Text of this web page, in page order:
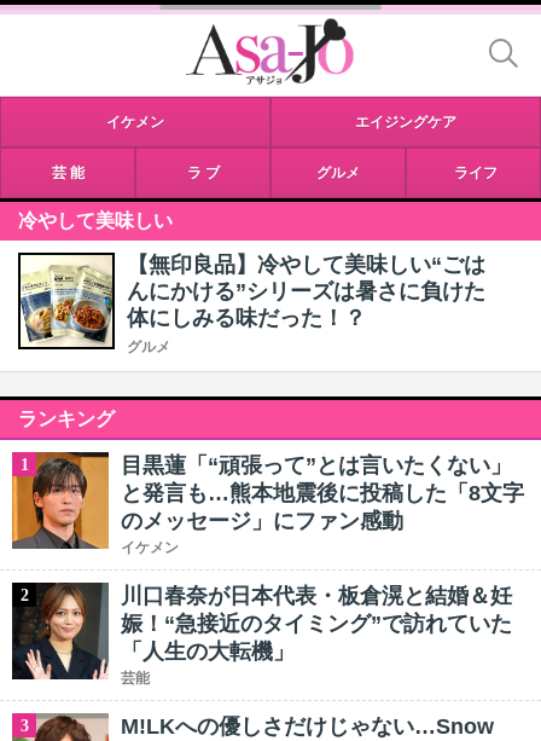
イケメン エイジングケア
芸 能 ラ ブ グルメ ライフ
冷やして美味しい
【無印良品】冷やして美味しい“ごは
んにかける”シリーズは暑さに負けた
体にしみる味だった！？
グルメ
ランキング
1
目黒蓮「“頑張って”とは言いたくない」
と発言も…熊本地震後に投稿した「8文字
のメッセージ」にファン感動
イケメン
2
川口春奈が日本代表・板倉滉と結婚＆妊
娠！“急接近のタイミング”で訪れていた
「人生の大転機」
芸能
3
M!LKへの優しさだけじゃない…Snow